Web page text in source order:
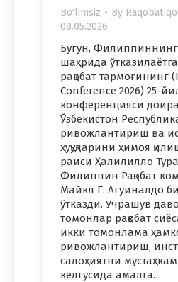
Bo'limsiz By Raqobat
08.05.2026
Бугун,
шаҳрида
рақобат тармоғининг
Conference 2026) 25-
конференцияси
Ўзбекистон
ривожлантириш ва
ҳуқуқларини ҳимоя
раиси Ҳалилилло
Филиппин Рақобат
Майкл Г. Агуиналдо
ўтказди. Учрашув
томонлар рақобат
икки томонлама
ривожлантириш,
салоҳиятни
келгусида амалга…